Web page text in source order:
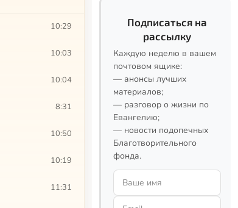
10:29
10:03
10:04
8:31
10:50
10:19
11:31
Подписаться на
рассылку
Каждую неделю в вашем
почтовом ящике:
— анонсы лучших
материалов;
— разговор о жизни по
Евангелию;
— новости подопечных
Благотворительного
фонда.